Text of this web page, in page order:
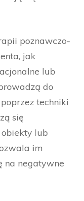
poznawczo-
jak
lub
do
techniki
się
lub
im
na negatywne